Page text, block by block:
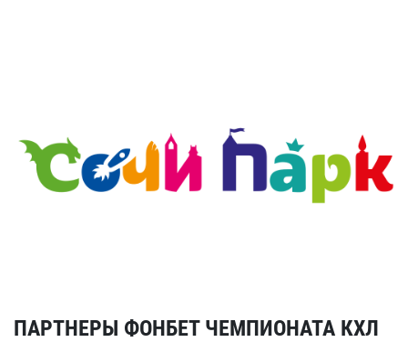
ПАРТНЕРЫ ФОНБЕТ ЧЕМПИОНАТА КХЛ